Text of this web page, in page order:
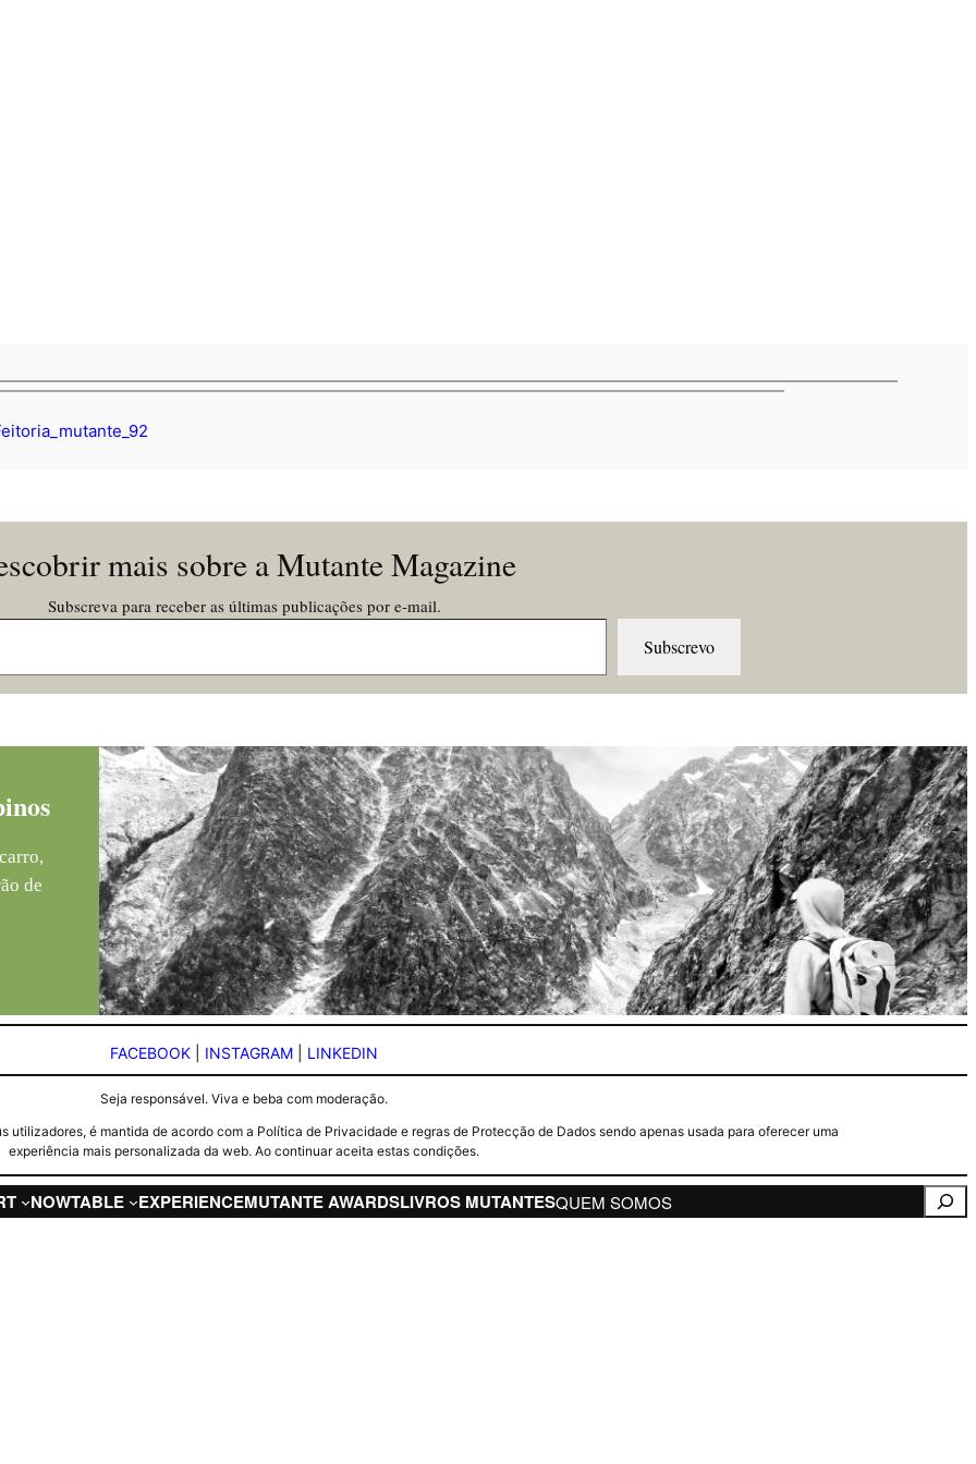
mais sobre a Mutante Magazine
Subscreva para receber as últimas publicações por e-mail.
Subscrevo
de
FACEBOOK INSTAGRAM LINKEDIN
Seja responsável. Viva e beba com moderação.
é mantida de acordo com a Política de Privacidade e regras de Protecção de Dados sendo apenas usada para oferecer uma
experiência mais personalizada da web. Ao continuar aceita estas condições.
NOWTABLE EXPERIENCEMUTANTE AWARDSLIVROS MUTANTESQUEM SOMOS